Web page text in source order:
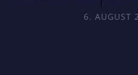
6. AUGUST